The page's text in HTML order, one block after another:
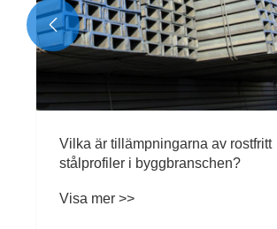
Vilka är tillämpningarna av rostfritt
stålprofiler i byggbranschen?
Visa mer >>
